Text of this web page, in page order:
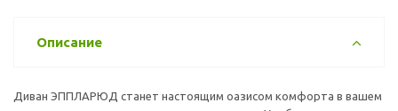
Описание
Диван ЭППЛАРЮД станет настоящим оазисом комфорта в вашем